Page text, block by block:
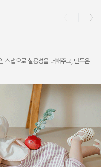
스냅으로 실용성을 더해주고, 단독은